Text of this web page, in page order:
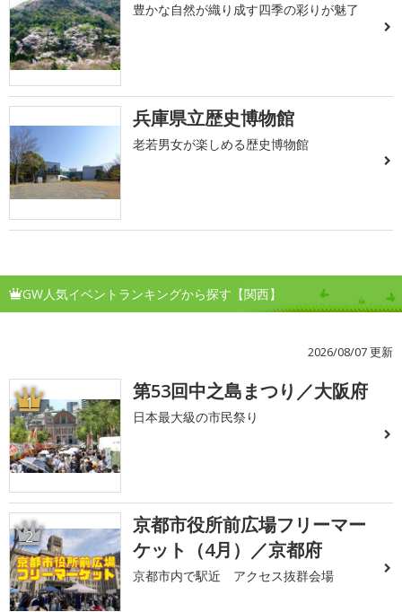
豊かな自然が織り成す四季の彩りが魅了
兵庫県立歴史博物館
老若男女が楽しめる歴史博物館
GW人気イベントランキングから探す【関西】
2026/08/07 更新
1 第53回中之島まつり／大阪府
日本最大級の市民祭り
2
京都市役所前広場フリーマー
ケット（4月）／京都府
京都市内で駅近 アクセス抜群会場